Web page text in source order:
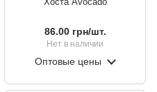
86.00 грн/шт.
Нет в наличии
Оптовые цены